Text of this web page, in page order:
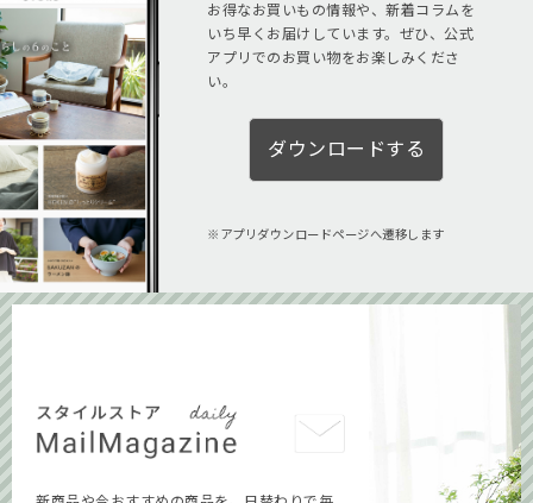
お得なお買いもの情報や、新着コラムを
いち早くお届けしています。ぜひ、公式
アプリでのお買い物をお楽しみくださ
い。
ダウンロードする
アプリダウンロードページへ遷移します